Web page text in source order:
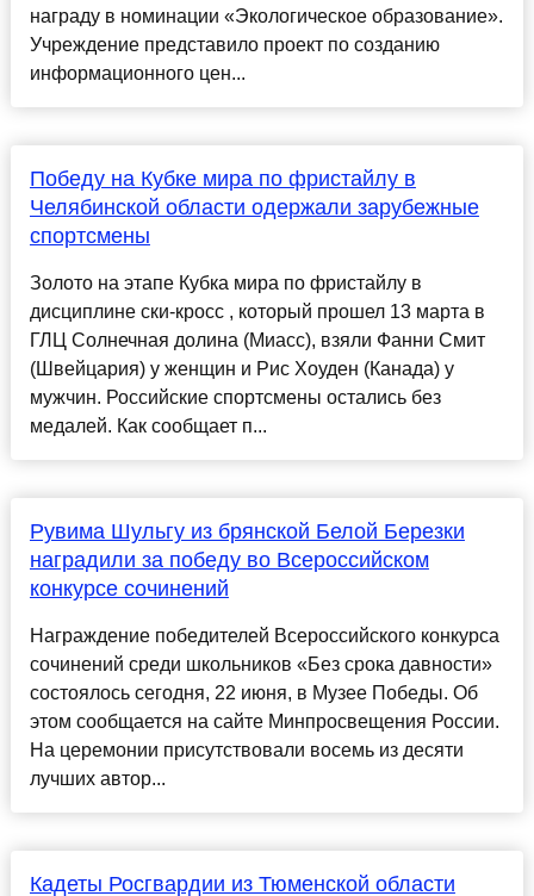
награду в номинации «Экологическое образование».
Учреждение представило проект по созданию
информационного цен...
Победу на Кубке мира по фристайлу в
Челябинской области одержали зарубежные
спортсмены
Золото на этапе Кубка мира по фристайлу в
дисциплине ски-кросс , который прошел 13 марта в
ГЛЦ Солнечная долина (Миасс), взяли Фанни Смит
(Швейцария) у женщин и Рис Хоуден (Канада) у
мужчин. Российские спортсмены остались без
медалей. Как сообщает п...
Рувима Шульгу из брянской Белой Березки
наградили за победу во Всероссийском
конкурсе сочинений
Награждение победителей Всероссийского конкурса
сочинений среди школьников «Без срока давности»
состоялось сегодня, 22 июня, в Музее Победы. Об
этом сообщается на сайте Минпросвещения России.
На церемонии присутствовали восемь из десяти
лучших автор...
Кадеты Росгвардии из Тюменской области